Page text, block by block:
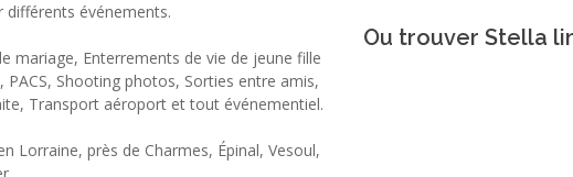
événements.
mariage, Enterrements de vie de jeune fille
Shooting photos, Sorties entre amis,
Transport aéroport et tout événementiel.
Lorraine, près de Charmes, Épinal, Vesoul,
Ou trouver Stella